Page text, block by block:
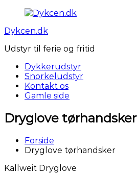
Videre
indhold
Dykcen.dk
Udstyr til ferie og fritid
Dykkerudstyr
Snorkeludstyr
Kontakt os
Gamle side
Dryglove tørhandsker
Forside
Dryglove tørhandsker
Kallweit Dryglove